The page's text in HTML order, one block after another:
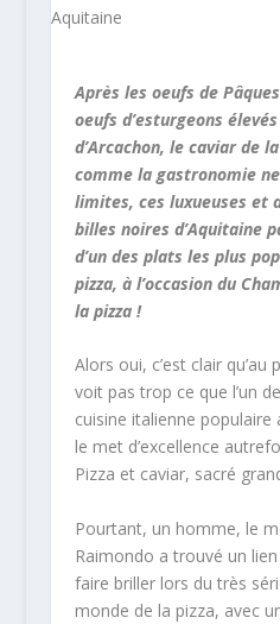
Après les oeufs de
oeufs d’esturgeons
d’Arcachon, le caviar de
comme la gastronomie
limites, ces luxueuses et
billes noires d’Aquitaine
d’un des plats les plus
pizza, à l’occasion du
la pizza !
Alors oui, c’est clair
voit pas trop ce que l’un
cuisine italienne
le met d’excellence
Pizza et caviar, sacré
Pourtant, un homme, le
Raimondo a trouvé un
faire briller lors du très
monde de la pizza, avec